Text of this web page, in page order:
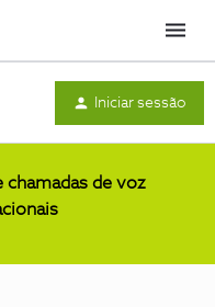
Menu
Iniciar sessão
chamadas de voz